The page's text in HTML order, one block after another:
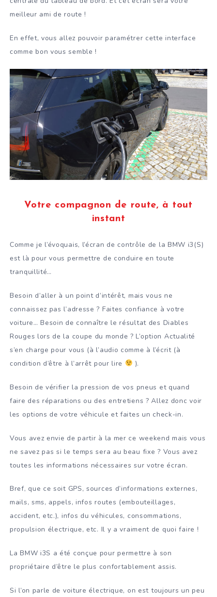
meilleur ami de route !
En effet, vous allez pouvoir paramétrer cette interface
comme bon vous semble !
Votre compagnon de route, à tout
instant
Comme je l’évoquais, l’écran de contrôle de la BMW i3(S)
est là pour vous permettre de conduire en toute
tranquillité…
Besoin d’aller à un point d’intérêt, mais vous ne
connaissez pas l’adresse ? Faites confiance à votre
voiture… Besoin de connaître le résultat des Diables
Rouges lors de la coupe du monde ? L’option Actualité
s’en charge pour vous (à l’audio comme à l’écrit (à
condition d’être à l’arrêt pour lire
).
Besoin de vérifier la pression de vos pneus et quand
faire des réparations ou des entretiens ? Allez donc voir
les options de votre véhicule et faites un check-in.
Vous avez envie de partir à la mer ce weekend mais vous
ne savez pas si le temps sera au beau fixe ? Vous avez
toutes les informations nécessaires sur votre écran.
Bref, que ce soit GPS, sources d’informations externes,
mails, sms, appels, infos routes (embouteillages,
accident, etc.), infos du véhicules, consommations,
propulsion électrique, etc. Il y a vraiment de quoi faire !
La BMW i3S a été conçue pour permettre à son
propriétaire d’être le plus confortablement assis.
Si l’on parle de voiture électrique, on est toujours un peu